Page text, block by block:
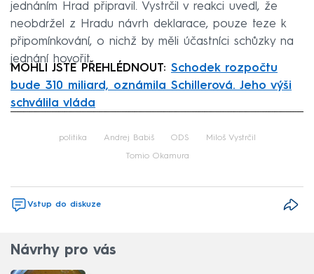
jednáním Hrad připravil. Vystrčil v reakci uvedl, že
neobdržel z Hradu návrh deklarace, pouze teze k
připomínkování, o nichž by měli účastníci schůzky na
jednání hovořit.
MOHLI JSTE PŘEHLÉDNOUT: Schodek rozpočtu
bude 310 miliard, oznámila Schillerová. Jeho výši
schválila vláda
politika Andrej Babiš ODS Miloš Vystrčil
Tomio Okamura
Vstup do diskuze
Návrhy pro vás